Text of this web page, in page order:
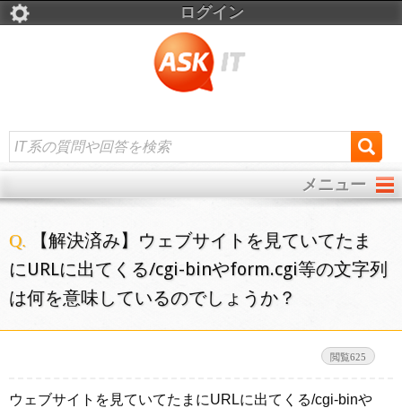
ログイン
メニュー
【解決済み】ウェブサイトを見ていてたま
にURLに出てくる/cgi-binやform.cgi等の文字列
は何を意味しているのでしょうか？
625
ウェブサイトを見ていてたまにURLに出てくる/cgi-binや